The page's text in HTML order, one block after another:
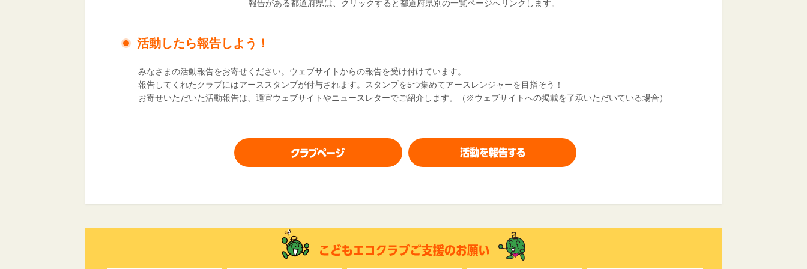
報告がある都道府県は、クリックすると都道府県別の一覧ページへリンクします。
活動したら報告しよう！
みなさまの活動報告をお寄せください。ウェブサイトからの報告を受け付けています。
報告してくれたクラブにはアーススタンプが付与されます。スタンプを5つ集めてアースレンジャーを目指そう！
お寄せいただいた活動報告は、適宜ウェブサイトやニュースレターでご紹介します。（※ウェブサイトへの掲載を了承いただいている場合）